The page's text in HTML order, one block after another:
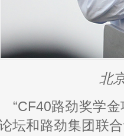
北
“CF40路劲奖学
坛和路劲集团联